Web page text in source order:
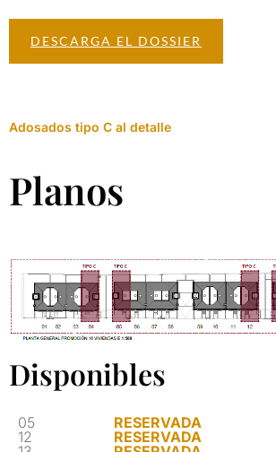
DESCARGA EL DOSSIER
Adosados tipo C al detalle
Planos
Disponibles
05
12
RESERVADA
RESERVADA